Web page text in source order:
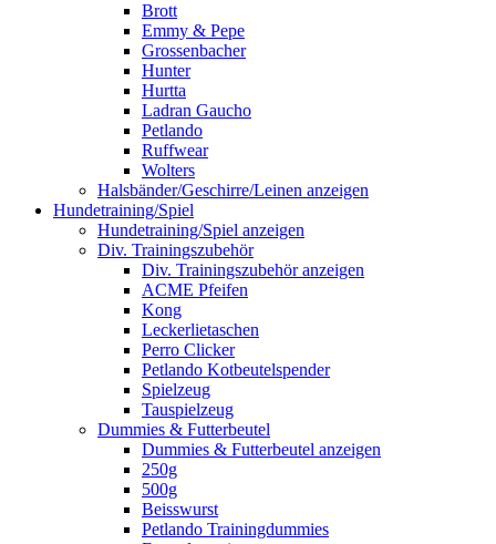
Brott
Emmy & Pepe
Grossenbacher
Hunter
Hurtta
Ladran Gaucho
Petlando
Ruffwear
Wolters
Halsbänder/Geschirre/Leinen anzeigen
Hundetraining/Spiel
Hundetraining/Spiel anzeigen
Div. Trainingszubehör
Div. Trainingszubehör anzeigen
ACME Pfeifen
Kong
Leckerlietaschen
Perro Clicker
Petlando Kotbeutelspender
Spielzeug
Tauspielzeug
Dummies & Futterbeutel
Dummies & Futterbeutel anzeigen
250g
500g
Beisswurst
Petlando Trainingdummies